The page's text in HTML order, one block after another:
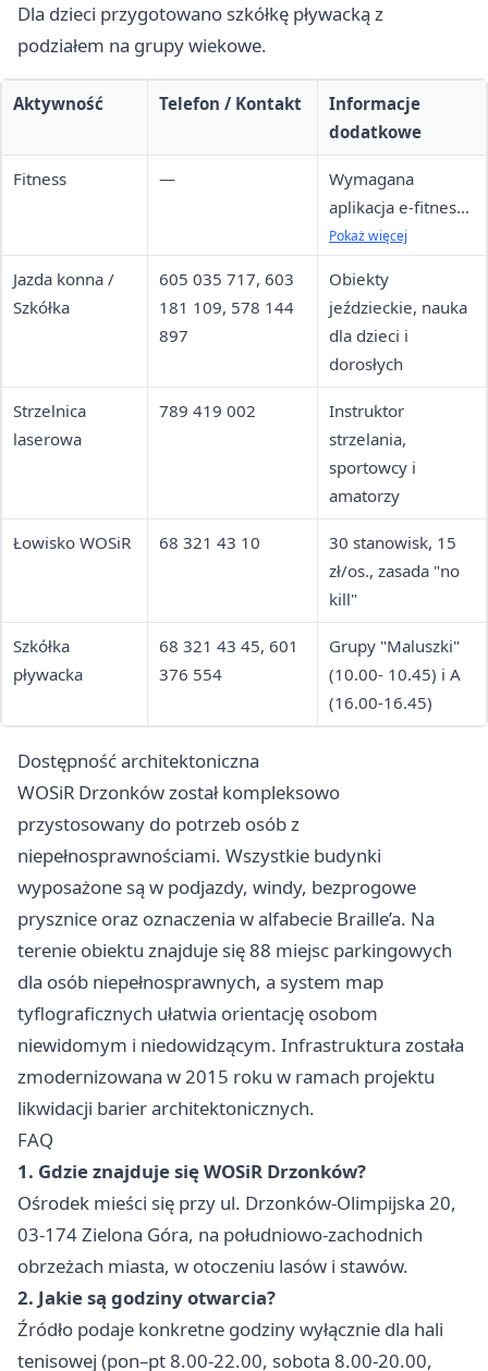
Dla dzieci przygotowano szkółkę pływacką z
podziałem na grupy wiekowe.
Aktywność Telefon / Kontakt
Informacje
dodatkowe
Fitness —
Wymagana
aplikacja e-fitness;
bezpłatna
przed zajęciami
Pokaż więcej
Jazda konna /
Szkółka
605 035 717, 603
181 109, 578 144
897
Obiekty
jeździeckie, nauka
dla dzieci i
dorosłych
Strzelnica
laserowa
789 419 002
Instruktor
strzelania,
sportowcy i
amatorzy
Łowisko WOSiR 68 321 43 10
30 stanowisk, 15
zł/os., zasada "no
kill"
Szkółka
pływacka
68 321 43 45, 601
376 554
Grupy "Maluszki"
(10.00- 10.45) i A
(16.00-16.45)
Dostępność architektoniczna
WOSiR Drzonków został kompleksowo
przystosowany do potrzeb osób z
niepełnosprawnościami. Wszystkie budynki
wyposażone są w podjazdy, windy, bezprogowe
prysznice oraz oznaczenia w alfabecie Braille’a. Na
terenie obiektu znajduje się 88 miejsc parkingowych
dla osób niepełnosprawnych, a system map
tyflograficznych ułatwia orientację osobom
niewidomym i niedowidzącym. Infrastruktura została
zmodernizowana w 2015 roku w ramach projektu
likwidacji barier architektonicznych.
FAQ
1. Gdzie znajduje się WOSiR Drzonków?
Ośrodek mieści się przy ul. Drzonków-Olimpijska 20,
03-174 Zielona Góra, na południowo-zachodnich
obrzeżach miasta, w otoczeniu lasów i stawów.
2. Jakie są godziny otwarcia?
Źródło podaje konkretne godziny wyłącznie dla hali
tenisowej (pon–pt 8.00-22.00, sobota 8.00-20.00,